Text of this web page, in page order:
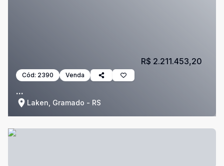
Cód: 2390 Venda
...
Laken, Gramado - RS
R$ 2.211.453,20